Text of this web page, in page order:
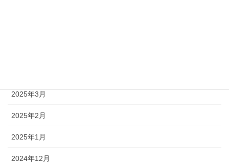
2025年3月
2025年2月
2025年1月
2024年12月